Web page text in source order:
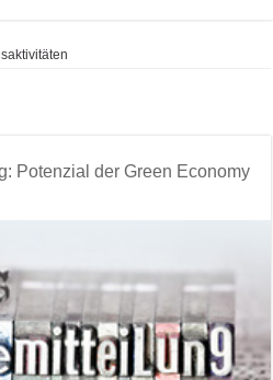
Potenzial der Green Economy